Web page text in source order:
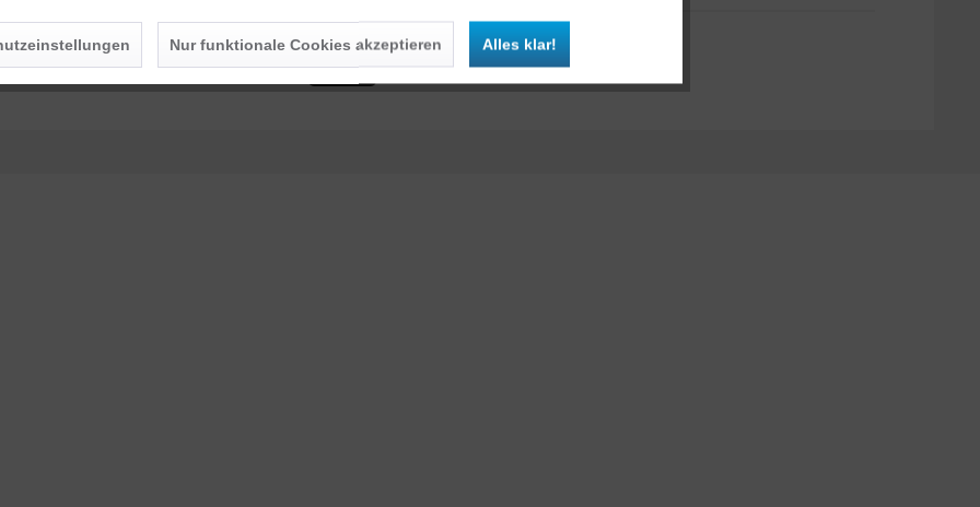
KOMPATIBEL MIT FOLGENDEN KAMERAS:
Inaktiv
Nur funktionale Cookies akzeptieren Alles klar!